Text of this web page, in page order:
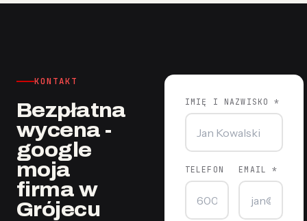
KONTAKT
Bezpłatna
wycena -
google
moja
firma w
Grójecu
IMIĘ I NAZWISKO *
TELEFON EMAIL *